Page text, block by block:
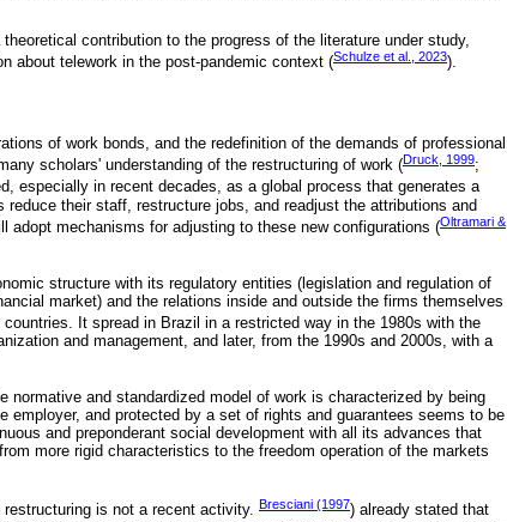
contribution to the progress of the literature under study,
about telework in the post-pandemic context (Schulze et al., 2023).
of work bonds, and the redefinition of the demands of professional
scholars' understanding of the restructuring of work (Druck, 1999;
especially in recent decades, as a global process that generates a
their staff, restructure jobs, and readjust the attributions and
mechanisms for adjusting to these new configurations (Oltramari &
structure with its regulatory entities (legislation and regulation of
market) and the relations inside and outside the firms themselves
It spread in Brazil in a restricted way in the 1980s with the
and management, and later, from the 1990s and 2000s, with a
and standardized model of work is characterized by being
and protected by a set of rights and guarantees seems to be
and preponderant social development with all its advances that
more rigid characteristics to the freedom operation of the markets
is not a recent activity. Bresciani (1997) already stated that